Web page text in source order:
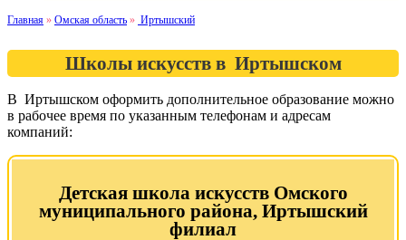
Главная » Омская область » Иртышский
Школы искусств в Иртышском
В Иртышском оформить дополнительное образование можно
в рабочее время по указанным телефонам и адресам
компаний:
Детская школа искусств Омского
муниципального района, Иртышский
филиал